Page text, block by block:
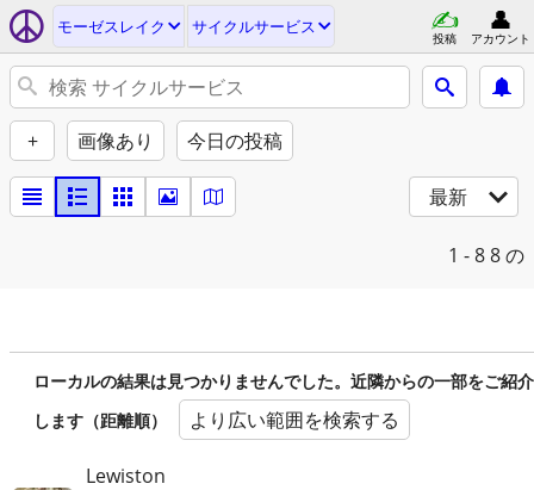
モーゼスレイク サイクルサービス
投稿 アカウント
+ 画像あり 今日の投稿
最新
1 - 88 の
ローカルの結果は見つかりませんでした。近隣からの一部をご紹介
します（距離順）
より広い範囲を検索する
Lewiston